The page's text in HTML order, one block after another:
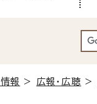
報 > 広報・広聴 >